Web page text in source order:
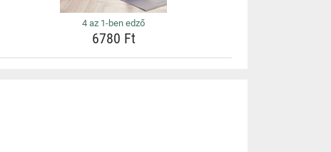
4 az 1-ben edző
6780 Ft